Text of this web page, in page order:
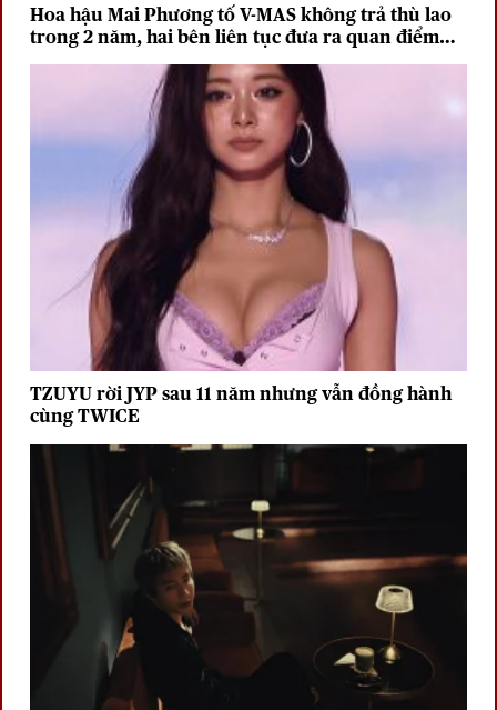
Hoa hậu Mai Phương tố V-MAS không trả thù lao
trong 2 năm, hai bên liên tục đưa ra quan điểm
trái chiều
TZUYU rời JYP sau 11 năm nhưng vẫn đồng hành
cùng TWICE